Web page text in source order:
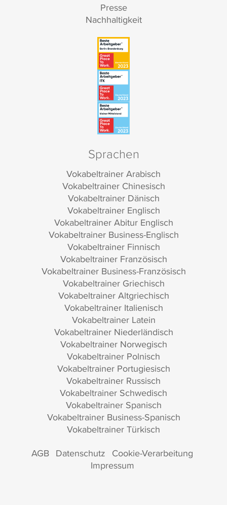
Presse
Nachhaltigkeit
Sprachen
Vokabeltrainer Arabisch
Vokabeltrainer Chinesisch
Vokabeltrainer Dänisch
Vokabeltrainer Englisch
Vokabeltrainer Abitur Englisch
Vokabeltrainer Business-Englisch
Vokabeltrainer Finnisch
Vokabeltrainer Französisch
Vokabeltrainer Business-Französisch
Vokabeltrainer Griechisch
Vokabeltrainer Altgriechisch
Vokabeltrainer Italienisch
Vokabeltrainer Latein
Vokabeltrainer Niederländisch
Vokabeltrainer Norwegisch
Vokabeltrainer Polnisch
Vokabeltrainer Portugiesisch
Vokabeltrainer Russisch
Vokabeltrainer Schwedisch
Vokabeltrainer Spanisch
Vokabeltrainer Business-Spanisch
Vokabeltrainer Türkisch
AGB Datenschutz Cookie-Verarbeitung
Impressum